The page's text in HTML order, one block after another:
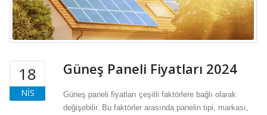
18
NIS
Güneş Paneli Fiyatları 2024
Güneş paneli fiyatları çeşitli faktörlere bağlı olarak
değişebilir. Bu faktörler arasında panelin tipi, markası,